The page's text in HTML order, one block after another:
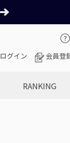
ログイン
会員登
RANKING